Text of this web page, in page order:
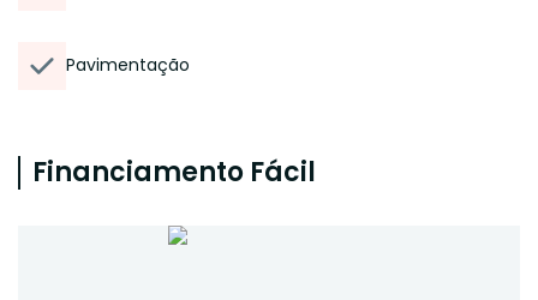
Pavimentação
Financiamento Fácil